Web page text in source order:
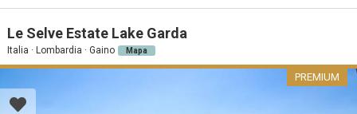
Le Selve Estate Lake Garda
Italia · Lombardia · Gaino Mapa
PREMIUM